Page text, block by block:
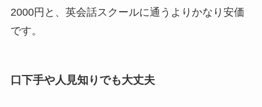
2000円と、英会話スクールに通うよりかなり安価
です。
口下手や人見知りでも大丈夫